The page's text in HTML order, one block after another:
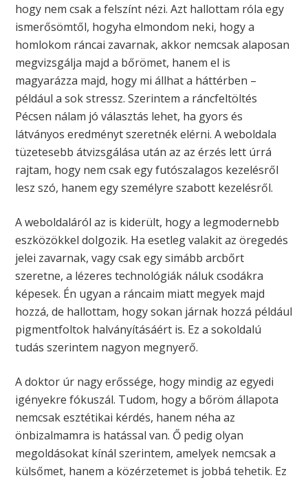
hogy nem csak a felszínt nézi. Azt hallottam róla egy
ismerősömtől, hogyha elmondom neki, hogy a
homlokom ráncai zavarnak, akkor nemcsak alaposan
megvizsgálja majd a bőrömet, hanem el is
magyarázza majd, hogy mi állhat a háttérben –
például a sok stressz. Szerintem a ráncfeltöltés
Pécsen nálam jó választás lehet, ha gyors és
látványos eredményt szeretnék elérni. A weboldala
tüzetesebb átvizsgálása után az az érzés lett úrrá
rajtam, hogy nem csak egy futószalagos kezelésről
lesz szó, hanem egy személyre szabott kezelésről.
A weboldaláról az is kiderült, hogy a legmodernebb
eszközökkel dolgozik. Ha esetleg valakit az öregedés
jelei zavarnak, vagy csak egy simább arcbőrt
szeretne, a lézeres technológiák náluk csodákra
képesek. Én ugyan a ráncaim miatt megyek majd
hozzá, de hallottam, hogy sokan járnak hozzá például
pigmentfoltok halványításáért is. Ez a sokoldalú
tudás szerintem nagyon megnyerő.
A doktor úr nagy erőssége, hogy mindig az egyedi
igényekre fókuszál. Tudom, hogy a bőröm állapota
nemcsak esztétikai kérdés, hanem néha az
önbizalmamra is hatással van. Ő pedig olyan
megoldásokat kínál szerintem, amelyek nemcsak a
külsőmet, hanem a közérzetemet is jobbá tehetik. Ez